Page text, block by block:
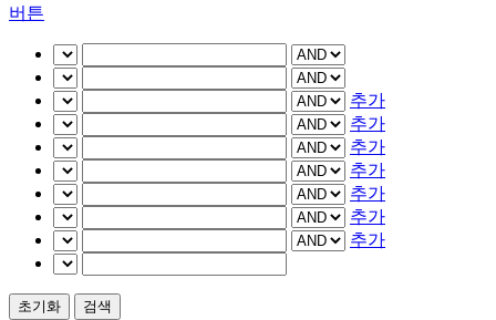
버튼
추가
추가
추가
추가
추가
추가
추가